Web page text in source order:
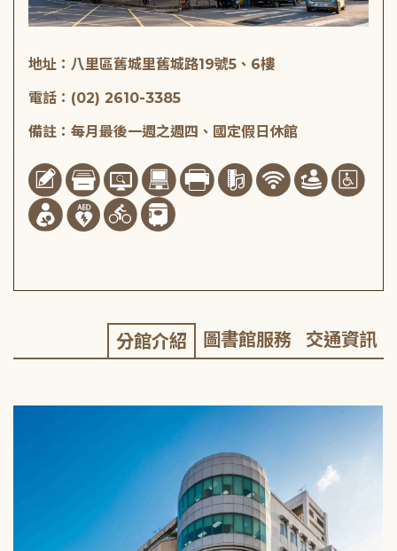
地址：八里區舊城里舊城路19號5、6樓
電話：(02) 2610-3385
備註：每月最後一週之週四、國定假日休館
分館介紹 圖書館服務 交通資訊